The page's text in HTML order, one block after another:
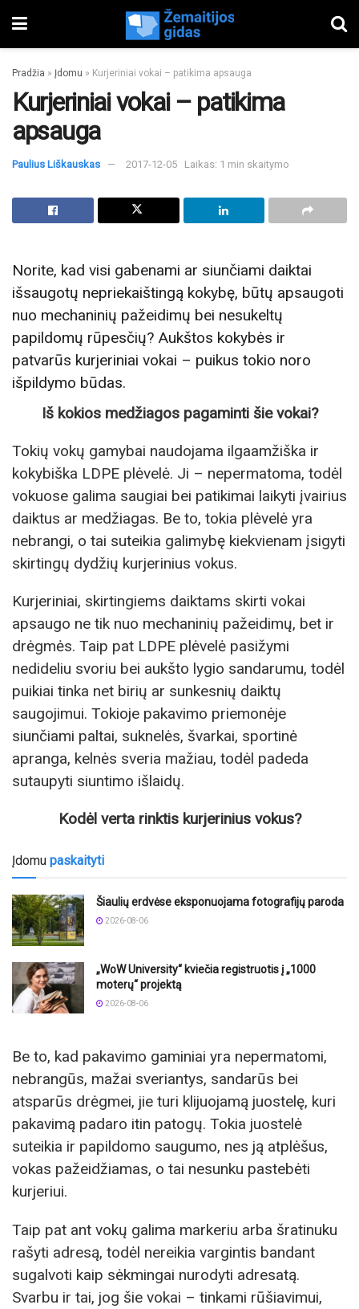
Pradžia » Įdomu » Kurjeriniai vokai – patikima apsauga
Kurjeriniai vokai – patikima
apsauga
Paulius Liškauskas 2017-12-05 Laikas: 1 min skaitymo
Norite, kad visi gabenami ar siunčiami daiktai
išsaugotų nepriekaištingą kokybę, būtų apsaugoti
nuo mechaninių pažeidimų bei nesukeltų
papildomų rūpesčių? Aukštos kokybės ir
patvarūs kurjeriniai vokai – puikus tokio noro
išpildymo būdas.
Iš kokios medžiagos pagaminti šie vokai?
Tokių vokų gamybai naudojama ilgaamžiška ir
kokybiška LDPE plėvelė. Ji – nepermatoma, todėl
vokuose galima saugiai bei patikimai laikyti įvairius
daiktus ar medžiagas. Be to, tokia plėvelė yra
nebrangi, o tai suteikia galimybę kiekvienam įsigyti
skirtingų dydžių kurjerinius vokus.
Kurjeriniai, skirtingiems daiktams skirti vokai
apsaugo ne tik nuo mechaninių pažeidimų, bet ir
drėgmės. Taip pat LDPE plėvelė pasižymi
nedideliu svoriu bei aukšto lygio sandarumu, todėl
puikiai tinka net birių ar sunkesnių daiktų
saugojimui. Tokioje pakavimo priemonėje
siunčiami paltai, suknelės, švarkai, sportinė
apranga, kelnės sveria mažiau, todėl padeda
sutaupyti siuntimo išlaidų.
Kodėl verta rinktis kurjerinius vokus?
Įdomu paskaityti
Šiaulių erdvėse eksponuojama fotografijų paroda
2026-08-06
„WoW University“ kviečia registruotis į „1000
moterų“ projektą
2026-08-06
Be to, kad pakavimo gaminiai yra nepermatomi,
nebrangūs, mažai sveriantys, sandarūs bei
atsparūs drėgmei, jie turi klijuojamą juostelę, kuri
pakavimą padaro itin patogų. Tokia juostelė
suteikia ir papildomo saugumo, nes ją atplėšus,
vokas pažeidžiamas, o tai nesunku pastebėti
kurjeriui.
Taip pat ant vokų galima markeriu arba šratinuku
rašyti adresą, todėl nereikia vargintis bandant
sugalvoti kaip sėkmingai nurodyti adresatą.
Svarbu ir tai, jog šie vokai – tinkami rūšiavimui,